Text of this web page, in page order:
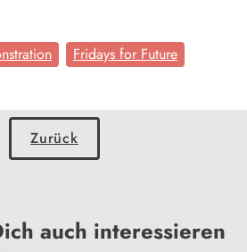
Fridays for Future
Zurück
auch interessieren